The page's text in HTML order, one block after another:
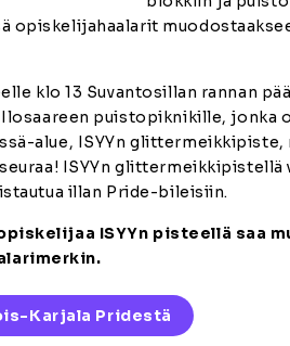
opiskelijahaalarit
klo 13 Suvantosillan rannan
puistopiknikille, jonka
alue, ISYYn
ISYYn glittermeikkipistellä
illan Pride-bileisiin.
ISYYn pisteellä saa
Karjala Pridestä